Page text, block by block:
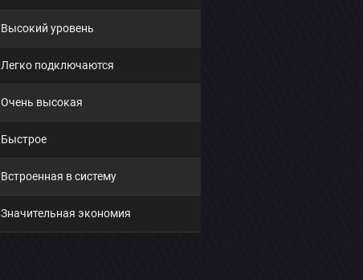
Высокий уровень
Легко подключаются
Очень высокая
Быстрое
Встроенная в систему
Значительная экономия